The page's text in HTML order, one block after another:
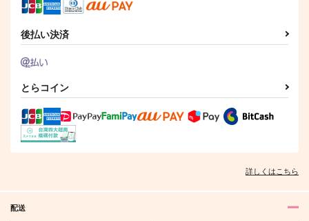
後払い決済
とらコイン
詳しくはこちら
配送